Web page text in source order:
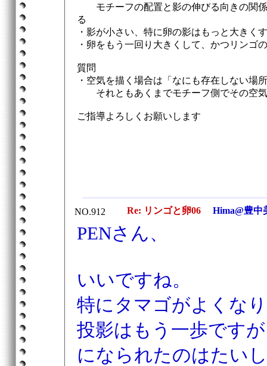
モチーフの配置と影の伸びる向きの関係
る
・影が小さい、特に卵の影はもっと大きく
・卵をもう一回り大きくして、かつリンゴ
質問
・空気を描く場合は「なにも存在しない場
それともあくまでモチーフ側でその空気
ご指導よろしくお願いします
NO.912 Re: リンゴと卵06 Hima@豊中
PENさん、
いいですね。
特にタマゴがよくな
投影はもう一歩です
になられたのはたい